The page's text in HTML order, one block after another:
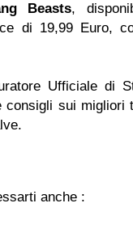
Beasts,
di 19,99 Euro,
Ufficiale di
consigli sui migliori
anche :